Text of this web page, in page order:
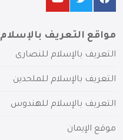
مواقع التعريف بالإسلام
التعريف بالإسلام للنصارى
التعريف بالإسلام للملحدين
التعريف بالإسلام للهندوس
موقع الإيمان